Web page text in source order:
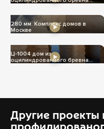
280 мм. Комплекс домов в
Москве
Ц-1004 дом из
оцилиндрованного бревна
Другие проекты